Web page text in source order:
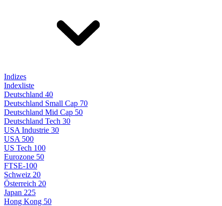
Indizes
Indexliste
Deutschland 40
Deutschland Small Cap 70
Deutschland Mid Cap 50
Deutschland Tech 30
USA Industrie 30
USA 500
US Tech 100
Eurozone 50
FTSE-100
Schweiz 20
Österreich 20
Japan 225
Hong Kong 50